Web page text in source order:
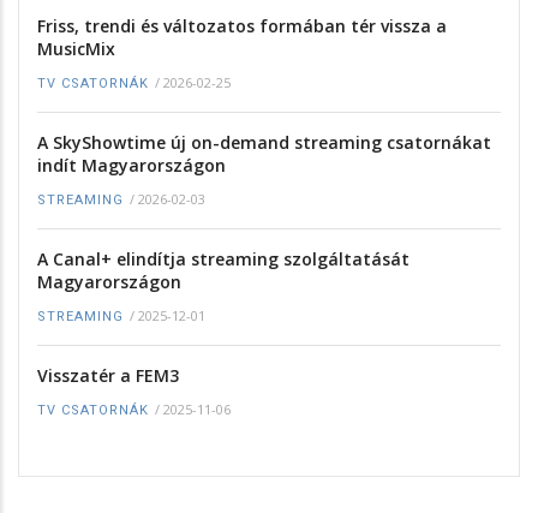
Friss, trendi és változatos formában tér vissza a
MusicMix
TV CSATORNÁK / 2026-02-25
A SkyShowtime új on-demand streaming csatornákat
indít Magyarországon
STREAMING / 2026-02-03
A Canal+ elindítja streaming szolgáltatását
Magyarországon
STREAMING / 2025-12-01
Visszatér a FEM3
TV CSATORNÁK / 2025-11-06